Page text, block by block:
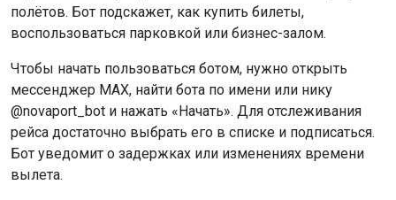
полётов. Бот подскажет, как купить билеты,
воспользоваться парковкой или бизнес-залом.
Чтобы начать пользоваться ботом, нужно открыть
мессенджер MAX, найти бота по имени или нику
@novaport_bot и нажать «Начать». Для отслеживания
рейса достаточно выбрать его в списке и подписаться.
Бот уведомит о задержках или изменениях времени
вылета.